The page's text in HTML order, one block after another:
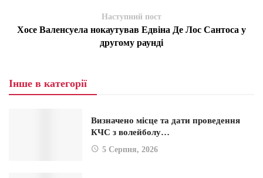
Наступний пост
Хосе Валенсуела нокаутував Едвіна Де Лос Сантоса у
другому раунді
Інше в категорії
Визначено місце та дати проведення
КЧС з волейболу…
5 Серпня, 2026